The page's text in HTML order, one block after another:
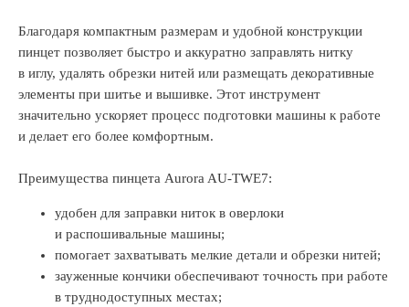
Благодаря компактным размерам и удобной конструкции
пинцет позволяет быстро и аккуратно заправлять нитку
в иглу, удалять обрезки нитей или размещать декоративные
элементы при шитье и вышивке. Этот инструмент
значительно ускоряет процесс подготовки машины к работе
и делает его более комфортным.
Преимущества пинцета Aurora AU-TWE7:
удобен для заправки ниток в оверлоки
и распошивальные машины;
помогает захватывать мелкие детали и обрезки нитей;
зауженные кончики обеспечивают точность при работе
в труднодоступных местах;